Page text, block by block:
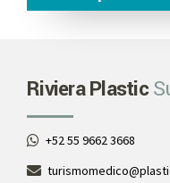
Riviera Plastic
+52 55 9662 3668